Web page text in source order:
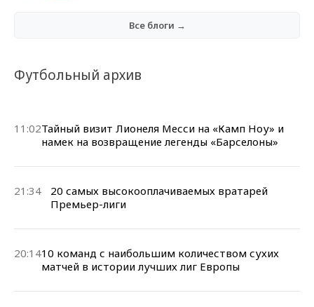
Все блоги →
Футбольный архив
11:02Тайный визит Лионеля Месси на «Камп Ноу» и
намек на возвращение легенды «Барселоны»
21:34
20 самых высокооплачиваемых вратарей
Премьер-лиги
20:1410 команд с наибольшим количеством сухих
матчей в истории лучших лиг Европы